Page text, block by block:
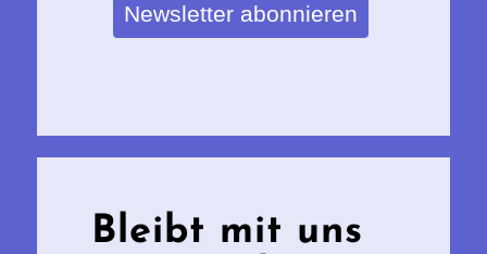
Newsletter abonnieren
Bleibt mit uns